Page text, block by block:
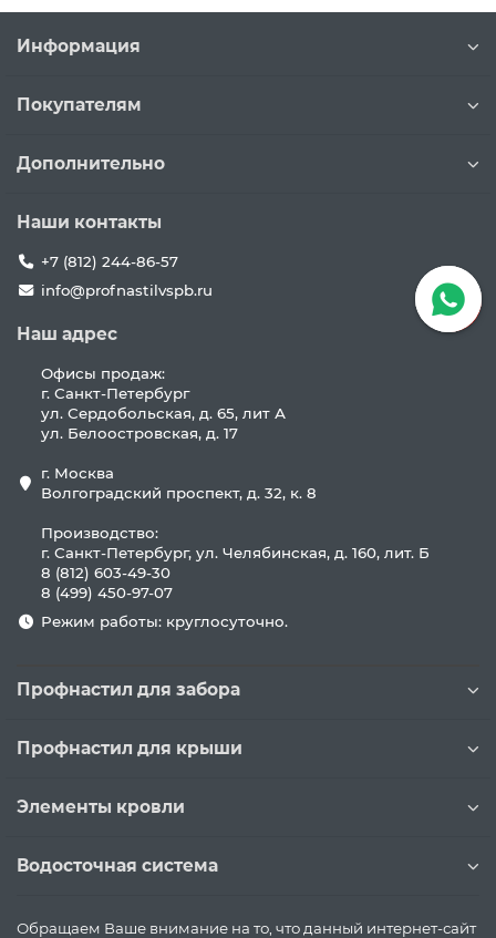
Информация
Покупателям
Дополнительно
Наши контакты
+7 (812) 244-86-57
info@profnastilvspb.ru
Наш адрес
Офисы продаж:
г. Санкт-Петербург
ул. Сердобольская, д. 65, лит А
ул. Белоостровская, д. 17
г. Москва
Волгоградский проспект, д. 32, к. 8
Производство:
г. Санкт-Петербург, ул. Челябинская, д. 160, лит. Б
8 (812) 603-49-30
8 (499) 450-97-07
Режим работы: круглосуточно.
Профнастил для забора
Профнастил для крыши
Элементы кровли
Водосточная система
Обращаем Ваше внимание на то, что данный интернет-сайт